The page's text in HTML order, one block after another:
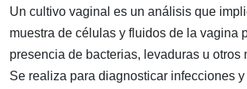
Un cultivo vaginal es un análisis que
muestra de células y fluidos de la vagina
presencia de bacterias, levaduras u otros
Se realiza para diagnosticar infecciones